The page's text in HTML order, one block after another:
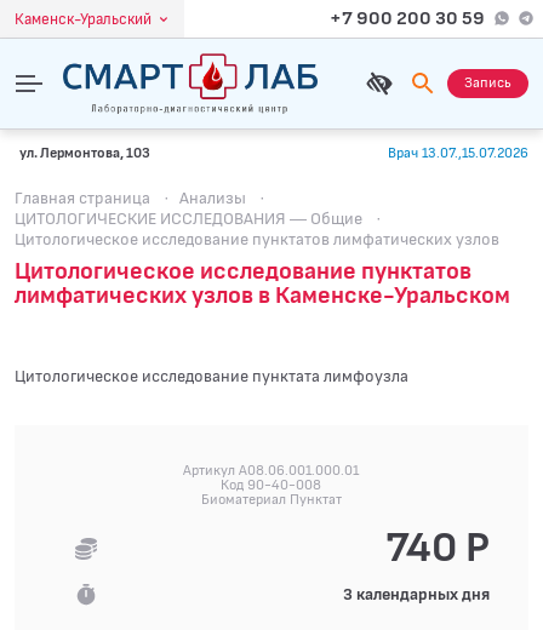
Каменск-Уральский +7 900 200 30 59
Запись
ул. Лермонтова, 103 Врач 13.07.,15.07.2026
Главная страница · Анализы
·
ЦИТОЛОГИЧЕСКИЕ ИССЛЕДОВАНИЯ — Общие
·
Цитологическое исследование пунктатов лимфатических узлов
Цитологическое исследование пунктатов
лимфатических узлов в Каменске-Уральском
Цитологическое исследование пунктата лимфоузла
Артикул A08.06.001.000.01
Код 90-40-008
Биоматериал Пунктат
740 Р
3 календарных дня